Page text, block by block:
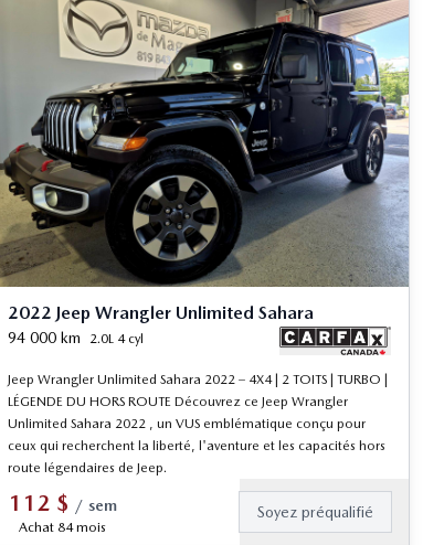
2022 Jeep Wrangler Unlimited Sahara
94 000 km 2.0L 4 cyl
Jeep Wrangler Unlimited Sahara 2022 – 4X4 | 2 TOITS | TURBO |
LÉGENDE DU HORS ROUTE Découvrez ce Jeep Wrangler
Unlimited Sahara 2022 , un VUS emblématique conçu pour
ceux qui recherchent la liberté, l'aventure et les capacités hors
route légendaires de Jeep.
112 $ / sem
Achat 84 mois
Soyez préqualifié